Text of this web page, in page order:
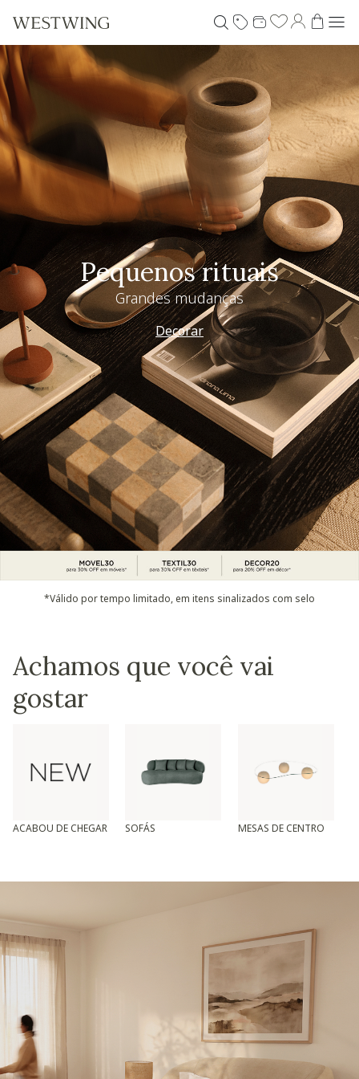
Pequenos rituais
Grandes mudanças
Decorar
*Válido por tempo limitado, em itens sinalizados com selo
Achamos que você vai
gostar
ACABOU DE CHEGAR SOFÁS MESAS DE CENTRO